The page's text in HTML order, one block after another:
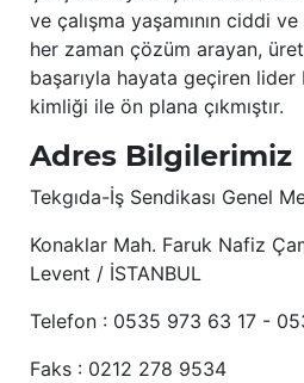
ve çalışma yaşamının ciddi
her zaman çözüm arayan,
başarıyla hayata geçiren
kimliği ile ön plana çıkmıştır.
Adres Bilgilerimiz
Tekgıda-İş Sendikası Genel
Konaklar Mah. Faruk Nafiz
Levent / İSTANBUL
Telefon : 0535 973 63 17 -
Faks : 0212 278 9534